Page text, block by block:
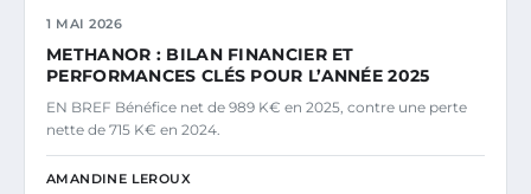
1 MAI 2026
METHANOR : BILAN FINANCIER ET
PERFORMANCES CLÉS POUR L’ANNÉE 2025
EN BREF Bénéfice net de 989 K€ en 2025, contre une perte
nette de 715 K€ en 2024.
AMANDINE LEROUX